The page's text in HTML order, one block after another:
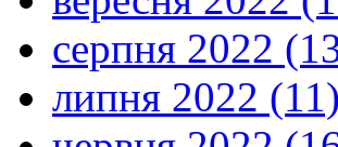
серпня 2022
липня 2022 (11)